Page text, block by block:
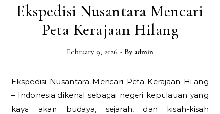
Ekspedisi Nusantara Mencari
Peta Kerajaan Hilang
February 9, 2026 - By admin
Ekspedisi Nusantara Mencari Peta Kerajaan Hilang
– Indonesia dikenal sebagai negeri kepulauan yang
kaya akan budaya, sejarah, dan kisah-kisah